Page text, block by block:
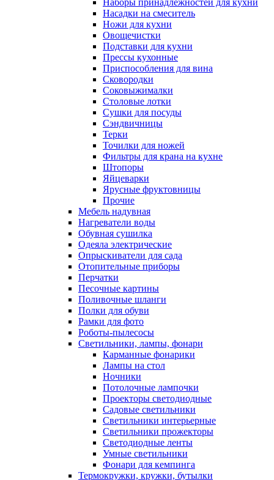
Наборы принадлежностей для кухни
Насадки на смеситель
Ножи для кухни
Овощечистки
Подставки для кухни
Прессы кухонные
Приспособления для вина
Сковородки
Соковыжималки
Столовые лотки
Сушки для посуды
Сэндвичницы
Терки
Точилки для ножей
Фильтры для крана на кухне
Штопоры
Яйцеварки
Ярусные фруктовницы
Прочие
Мебель надувная
Нагреватели воды
Обувная сушилка
Одеяла электрические
Опрыскиватели для сада
Отопительные приборы
Перчатки
Песочные картины
Поливочные шланги
Полки для обуви
Рамки для фото
Роботы-пылесосы
Светильники, лампы, фонари
Карманные фонарики
Лампы на стол
Ночники
Потолочные лампочки
Проекторы светодиодные
Садовые светильники
Светильники интерьерные
Светильники прожекторы
Светодиодные ленты
Умные светильники
Фонари для кемпинга
Термокружки, кружки, бутылки